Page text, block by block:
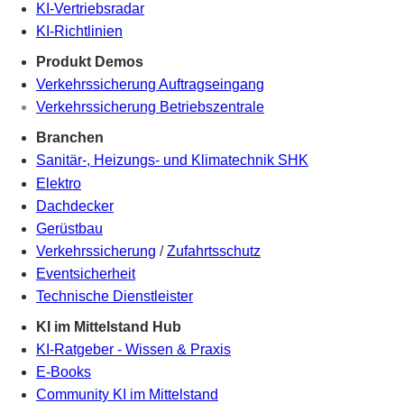
KI-Vertriebsradar
KI-Richtlinien
Produkt Demos
Verkehrssicherung Auftragseingang
Verkehrssicherung Betriebszentrale
Branchen
Sanitär-, Heizungs- und Klimatechnik SHK
Elektro
Dachdecker
Gerüstbau
Verkehrssicherung /Zufahrtsschutz
Eventsicherheit
Technische Dienstleister
KI im Mittelstand Hub
KI-Ratgeber - Wissen & Praxis
E-Books
Community KI im Mittelstand